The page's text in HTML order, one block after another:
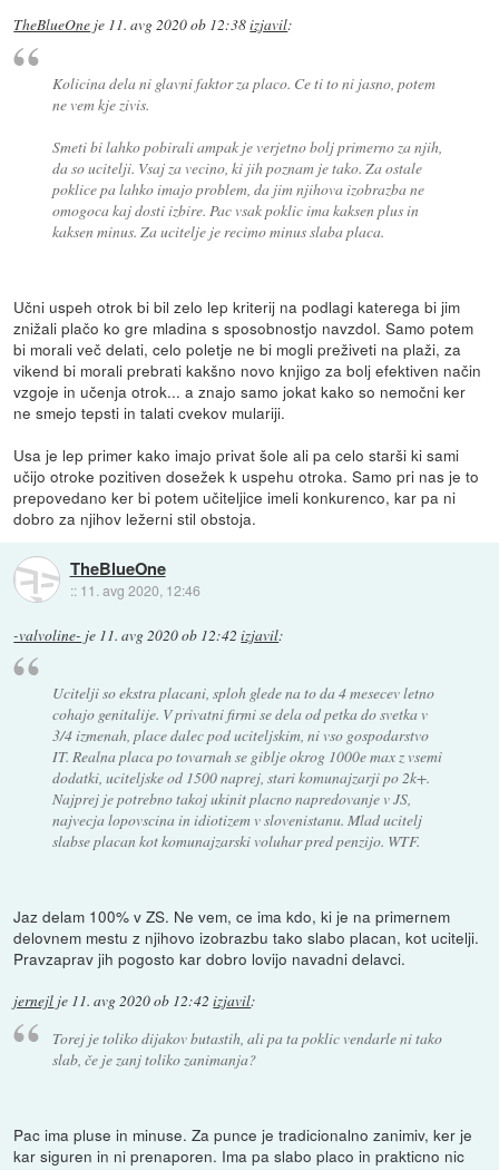
TheBlueOne je 11. avg 2020 ob 12:38izjavil:
Kolicina dela ni glavni faktor za placo. Ce ti to ni jasno, potem
ne vem kje zivis.
Smeti bi lahko pobirali ampak je verjetno bolj primerno za njih,
da so ucitelji. Vsaj za vecino, ki jih poznam je tako. Za ostale
poklice pa lahko imajo problem, da jim njihova izobrazba ne
omogoca kaj dosti izbire. Pac vsak poklic ima kaksen plus in
kaksen minus. Za ucitelje je recimo minus slaba placa.
Učni uspeh otrok bi bil zelo lep kriterij na podlagi katerega bi jim
znižali plačo ko gre mladina s sposobnostjo navzdol. Samo potem
bi morali več delati, celo poletje ne bi mogli preživeti na plaži, za
vikend bi morali prebrati kakšno novo knjigo za bolj efektiven način
vzgoje in učenja otrok... a znajo samo jokat kako so nemočni ker
ne smejo tepsti in talati cvekov mulariji.
Usa je lep primer kako imajo privat šole ali pa celo starši ki sami
učijo otroke pozitiven dosežek k uspehu otroka. Samo pri nas je to
prepovedano ker bi potem učiteljice imeli konkurenco, kar pa ni
dobro za njihov ležerni stil obstoja.
TheBlueOne
:: 11. avg 2020, 12:46
-valvoline- je 11. avg 2020 ob 12:42 izjavil:
Ucitelji so ekstra placani, sploh glede na to da 4 mesecev letno
cohajo genitalije. V privatni firmi se dela od petka do svetka v
3/4 izmenah, place dalec pod uciteljskim, ni vso gospodarstvo
IT. Realna placa po tovarnah se giblje okrog 1000e max z vsemi
dodatki, uciteljske od 1500 naprej, stari komunajzarji po 2k+.
Najprej je potrebno takoj ukinit placno napredovanje v JS,
najvecja lopovscina in idiotizem v slovenistanu. Mlad ucitelj
slabse placan kot komunajzarski voluhar pred penzijo. WTF.
Jaz delam 100% v ZS. Ne vem, ce ima kdo, ki je na primernem
delovnem mestu z njihovo izobrazbu tako slabo placan, kot ucitelji.
Pravzaprav jih pogosto kar dobro lovijo navadni delavci.
jernejl je 11. avg 2020 ob 12:42 izjavil:
Torej je toliko dijakov butastih, ali pa ta poklic vendarle ni tako
slab, če je zanj toliko zanimanja?
Pac ima pluse in minuse. Za punce je tradicionalno zanimiv, ker je
kar siguren in ni prenaporen. Ima pa slabo placo in prakticno nic